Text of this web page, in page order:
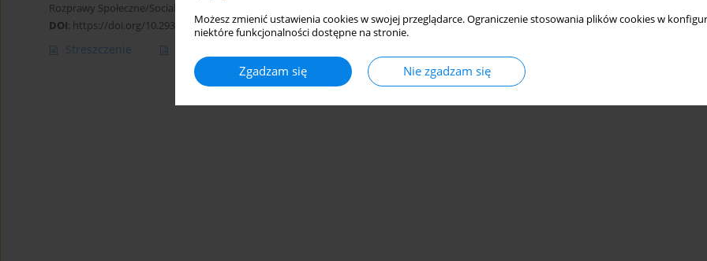
Możesz zmienić ustawienia cookies w swojej przeglądarce. Ograniczenie stosowania plików cookies w
niektóre funkcjonalności dostępne na stronie.
Zgadzam się Nie zgadzam się
Rozprawy Społeczne/Social Dissertations 2017;11(3):71-74
DOI: https://doi.org/10.29316/rs.2017.30
Streszczenie